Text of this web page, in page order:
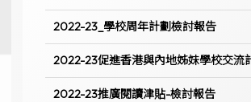
2022-23_學校周年計劃檢討報告
2022-23促進香港與內地姊妹學校交流
2022-23推廣閱讀津貼-檢討報告